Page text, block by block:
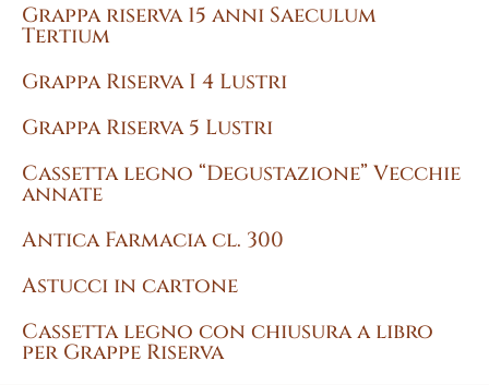
Grappa riserva 15 anni Saeculum
Tertium
Grappa Riserva I 4 Lustri
Grappa Riserva 5 Lustri
Cassetta legno “Degustazione” Vecchie
annate
Antica Farmacia cl. 300
Astucci in cartone
Cassetta legno con chiusura a libro
per Grappe Riserva